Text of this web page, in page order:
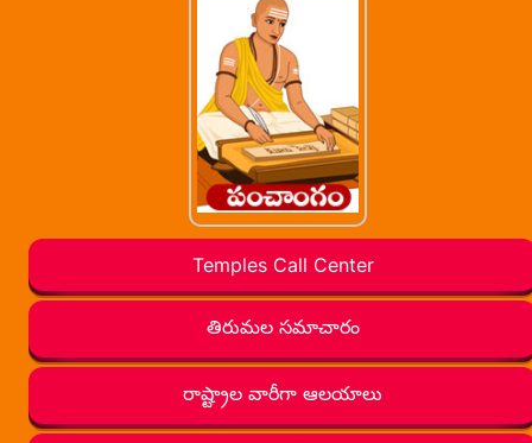
Temples Call Center
తిరుమల సమాచారం
రాష్ట్రాల వారీగా ఆలయాలు